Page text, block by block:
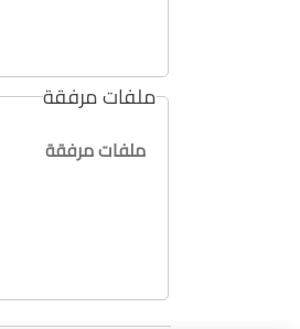
ملفات مرفقة
ملفات مرفقة